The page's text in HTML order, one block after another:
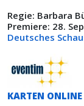
Regie: Barbara
Premiere: 28.
Deutsches
KARTEN ONLINE